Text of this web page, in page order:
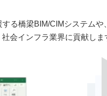
る橋梁BIM/CIMシステムや、
社会インフラ業界に貢献しま